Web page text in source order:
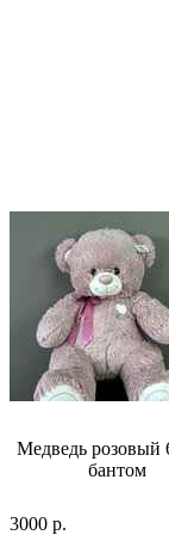
Медведь розовый
бантом
3000 р.